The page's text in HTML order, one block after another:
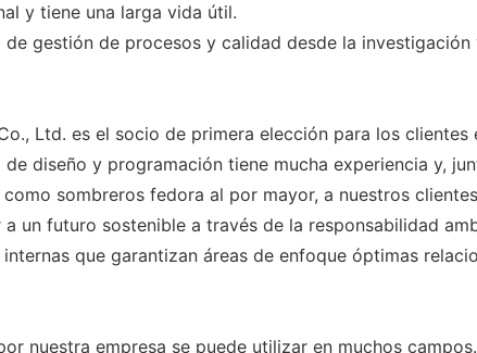
y tiene una larga vida útil.
de gestión de procesos y calidad desde la
Ltd. es el socio de primera elección para los
de diseño y programación tiene mucha experiencia y,
sombreros fedora al por mayor, a nuestros
un futuro sostenible a través de la responsabilidad
que garantizan áreas de enfoque óptimas
nuestra empresa se puede utilizar en muchos campos.